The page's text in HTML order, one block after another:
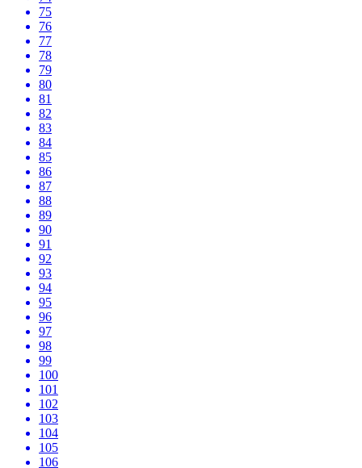
75
76
77
78
79
80
81
82
83
84
85
86
87
88
89
90
91
92
93
94
95
96
97
98
99
100
101
102
103
104
105
106